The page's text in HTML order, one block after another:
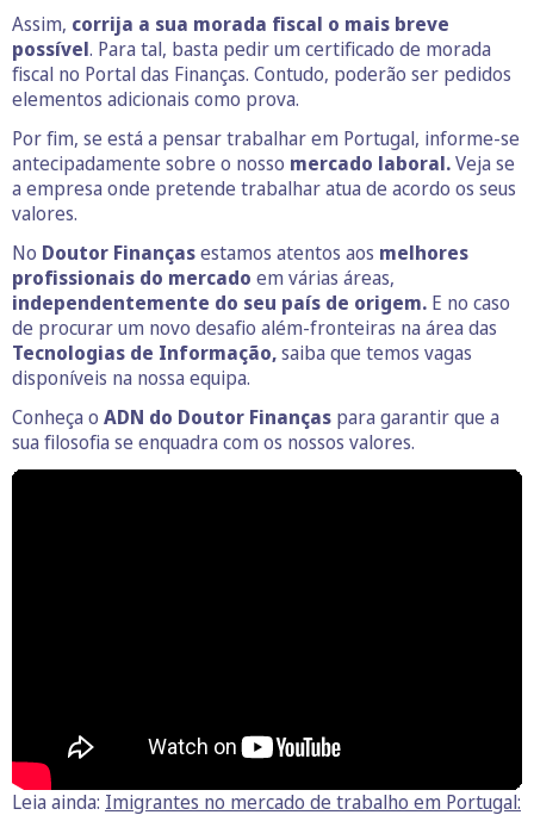
Assim, corrija a sua morada fiscal o mais breve
possível. Para tal, basta pedir um certificado de morada
fiscal no Portal das Finanças. Contudo, poderão ser pedidos
elementos adicionais como prova.
Por fim, se está a pensar trabalhar em Portugal, informe-se
antecipadamente sobre o nosso mercado laboral.Veja se
a empresa onde pretende trabalhar atua de acordo os seus
valores.
No Doutor Finançasestamos atentos aos melhores
profissionais do mercado em várias áreas,
independentemente do seu país de origem. E no caso
de procurar um novo desafio além-fronteiras na área das
Tecnologias de Informação,saiba que temos vagas
disponíveis na nossa equipa.
Conheça o ADN do Doutor Finanças para garantir que a
sua filosofia se enquadra com os nossos valores.
Leia ainda: Imigrantes no mercado de trabalho em Portugal: